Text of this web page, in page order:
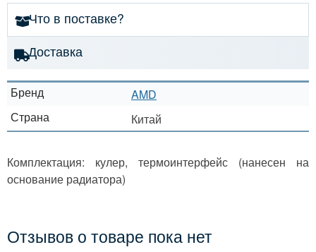
Бренд
AMD
Страна
Китай
Что в поставке?
Доставка
Комплектация: кулер, термоинтерфейс (нанесен на
основание радиатора)
Отзывов о товаре пока нет